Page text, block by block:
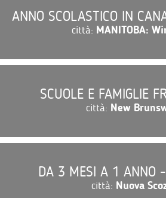
ANNO SCOLASTICO IN
città: MANITOBA:
SCUOLE E FAMIGLIE
città: New
DA 3 MESI A 1 ANNO
città: Nuova